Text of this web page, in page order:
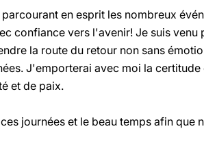
en esprit les nombreux
confiance vers l'avenir! Je suis
la route du retour non sans
J'emporterai avec moi la
et de paix.
journées et le beau temps afin que